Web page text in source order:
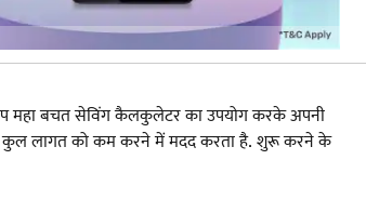
महा बचत सेविंग कैलकुलेटर का उपयोग करके अपनी
कुल लागत को कम करने में मदद करता है. शुरू करने के